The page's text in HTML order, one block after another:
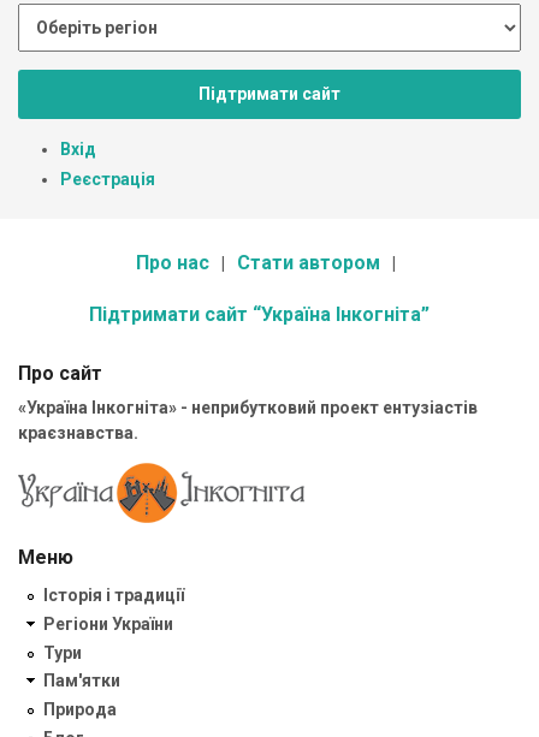
Підтримати сайт
Вхід
Реєстрація
Про нас Стати автором
Підтримати сайт “Україна Інкогніта”
Про сайт
«Україна Інкогніта» - неприбутковий проект ентузіастів
краєзнавства.
Меню
Історія і традиції
Регіони України
Тури
Пам'ятки
Природа